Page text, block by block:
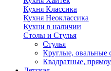
Кухня Классика
Кухня Неоклассика
Кухни в наличии
Столы и Стулья
Стулья
Круглые, овальные
Квадратные,